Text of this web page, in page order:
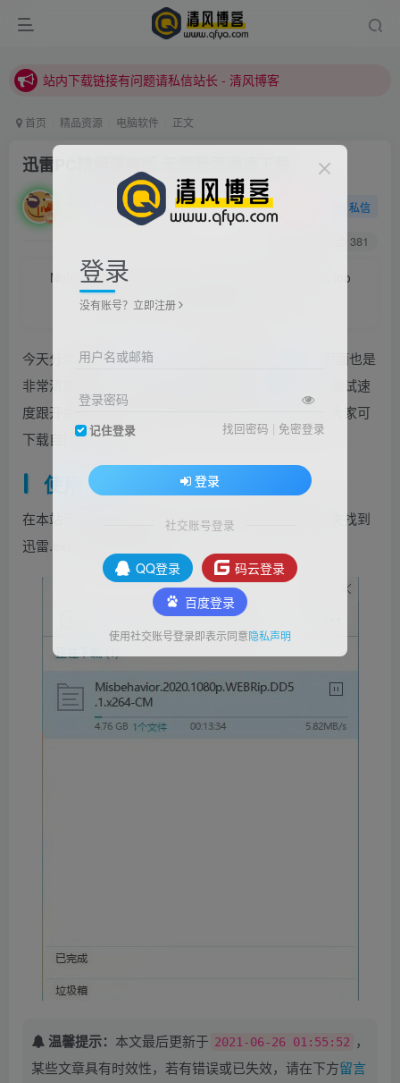
本站正式开启推广，具体查看个人中心。
站内下载链接有问题请私信站长 - 清风博客
站内下载链接有问题请私信站长 - 清风博客
首页 精品资源 电脑软件 正文
迅雷PC精简清爽版 无需登录满速下载
2021/6/26/ 01:55更新
私信
381
Nobody looks down on you because everybody is too
busy to look at you.
没谁瞧不起你，因为别人根本就没瞧你，大家都很忙的
今天分享的这款迅雷PC
，页面也是
非常清爽无广告，最主要你无需登录即可
下载，测试速
度跟开会员加速一样快，算是不错一款迅雷修改版，大家可
下载自行下载测试！
使用方法：
在本站下载后解压文件在一个目录，然后在目录文件夹找到
迅雷.exe 打开即可使用了！
温馨提示： 本文最后更新于 2021-06-26 01:55:52
，
某些文章具有时效性，若有错误或已失效，请在下方留言
登录
没有账号？立即注册
用户名或邮箱
登录密码
记住登录 找回密码 | 免密登录
登录
社交账号登录
QQ登录
码云登录
百度登录
使用社交账号登录即表示同意隐私声明